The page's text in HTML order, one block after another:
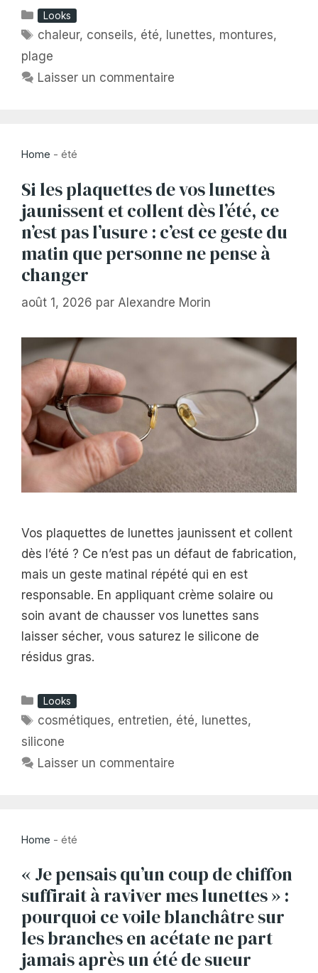
Catégories
Looks
Étiquettes
chaleur, conseils, été, lunettes, montures,
plage
Laisser un commentaire
Home - été
Si les plaquettes de vos lunettes
jaunissent et collent dès l’été, ce
n’est pas l’usure : c’est ce geste du
matin que personne ne pense à
changer
août 1, 2026 par Alexandre Morin
Vos plaquettes de lunettes jaunissent et collent
dès l’été ? Ce n’est pas un défaut de fabrication,
mais un geste matinal répété qui en est
responsable. En appliquant crème solaire ou
soin avant de chausser vos lunettes sans
laisser sécher, vous saturez le silicone de
résidus gras.
Catégories
Looks
Étiquettes
cosmétiques, entretien, été, lunettes,
silicone
Laisser un commentaire
Home - été
« Je pensais qu’un coup de chiffon
suffirait à raviver mes lunettes » :
pourquoi ce voile blanchâtre sur
les branches en acétate ne part
jamais après un été de sueur